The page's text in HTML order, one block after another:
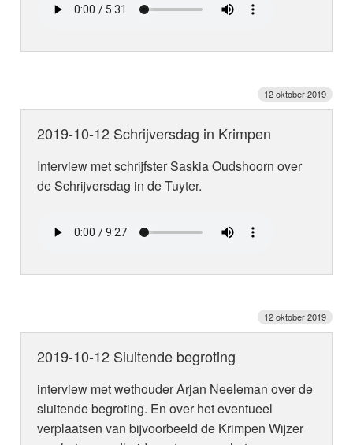
12 oktober 2019
2019-10-12 Schrijversdag in Krimpen
Interview met schrijfster Saskia Oudshoorn over
de Schrijversdag in de Tuyter.
12 oktober 2019
2019-10-12 Sluitende begroting
interview met wethouder Arjan Neeleman over de
sluitende begroting. En over het eventueel
verplaatsen van bijvoorbeeld de Krimpen Wijzer